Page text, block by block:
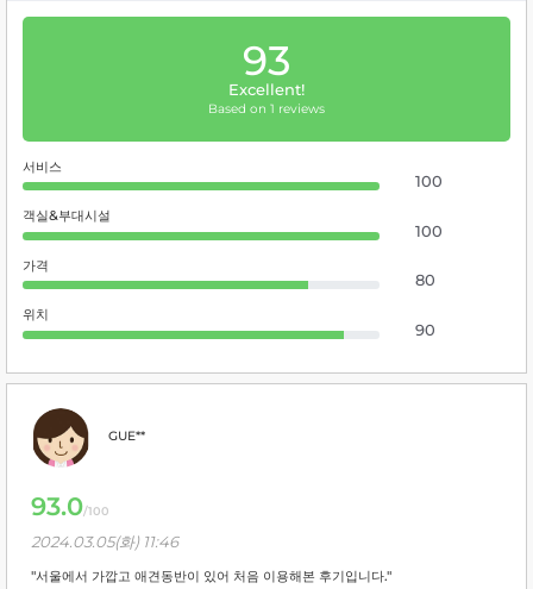
93
Excellent!
Based on 1 reviews
서비스
100
객실&부대시설
100
가격
80
위치
90
GUE**
93.0/100
2024.03.05(화) 11:46
"서울에서 가깝고 애견동반이 있어 처음 이용해본 후기입니다."